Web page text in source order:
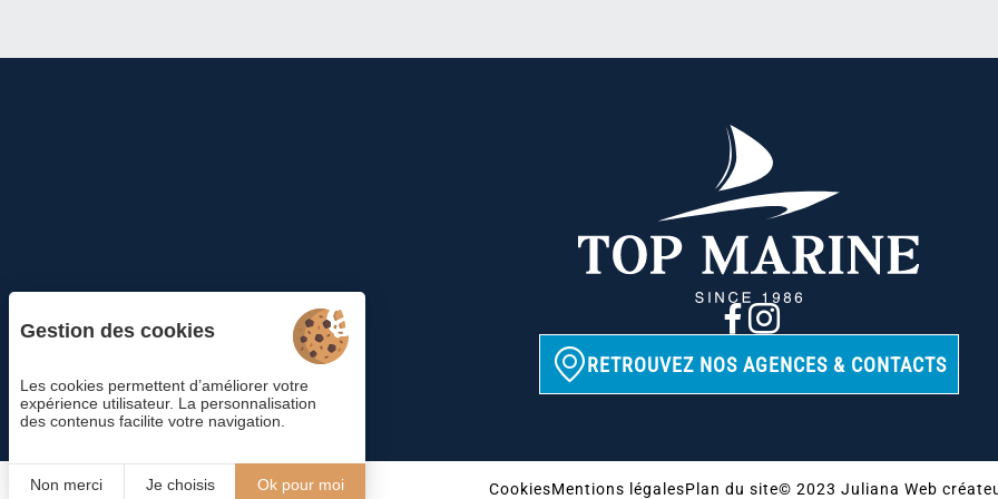
RETROUVEZ NOS AGENCES & CONTACTS
CookiesMentions légalesPlan du site© 2023 Juliana Web
Gestion des cookies
Les cookies permettent d’améliorer votre
expérience utilisateur. La personnalisation
des contenus facilite votre navigation.
Non merci Je choisis Ok pour moi